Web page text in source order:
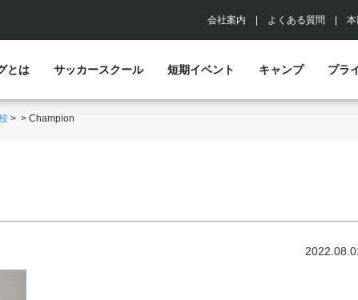
会社案内 よくある質問
とは サッカースクール 短期イベント キャンプ プラ
> > Champion